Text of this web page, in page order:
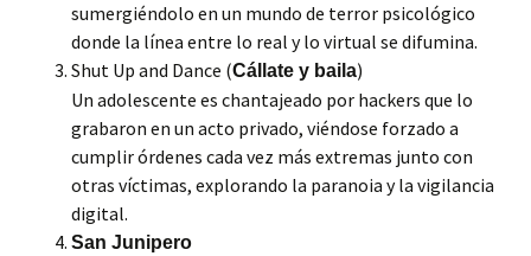
sumergiéndolo en un mundo de terror psicológico
donde la línea entre lo real y lo virtual se difumina.
Shut Up and Dance (Cállate y baila)
Un adolescente es chantajeado por hackers que lo
grabaron en un acto privado, viéndose forzado a
cumplir órdenes cada vez más extremas junto con
otras víctimas, explorando la paranoia y la vigilancia
digital.
San Junipero